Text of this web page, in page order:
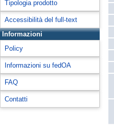
Tipologia prodotto
Accessibilità del full-text
Informazioni
Policy
Informazioni su fedOA
FAQ
Contatti